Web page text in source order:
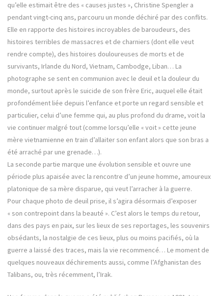
qu’elle estimait être des « causes justes », Christine Spengler a
pendant vingt-cinq ans, parcouru un monde déchiré par des conflits.
Elle en rapporte des histoires incroyables de baroudeurs, des
histoires terribles de massacres et de charniers (dont elle veut
rendre compte), des histoires douloureuses de morts et de
survivants, Irlande du Nord, Vietnam, Cambodge, Liban… La
photographe se sent en communion avec le deuil et la douleur du
monde, surtout après le suicide de son frère Eric, auquel elle était
profondément liée depuis l’enfance et porte un regard sensible et
particulier, celui d’une femme qui, au plus profond du drame, voit la
vie continuer malgré tout (comme lorsqu’elle « voit » cette jeune
mère vietnamienne en train d’allaiter son enfant alors que son bras a
été arraché par une grenade…).
La seconde partie marque une évolution sensible et ouvre une
période plus apaisée avec la rencontre d’un jeune homme, amoureux
platonique de sa mère disparue, qui veut l’arracher à la guerre.
Pour chaque photo de deuil prise, il s’agira désormais d’exposer
« son contrepoint dans la beauté ». C’est alors le temps du retour,
dans des pays en paix, sur les lieux de ses reportages, les souvenirs
obsédants, la nostalgie de ces lieux, plus ou moins pacifiés, où la
guerre a laissé des traces, mais la vie recommencé… Le moment de
quelques nouveaux déchirements aussi, comme l’Afghanistan des
Talibans, ou, très récemment, l’Irak.